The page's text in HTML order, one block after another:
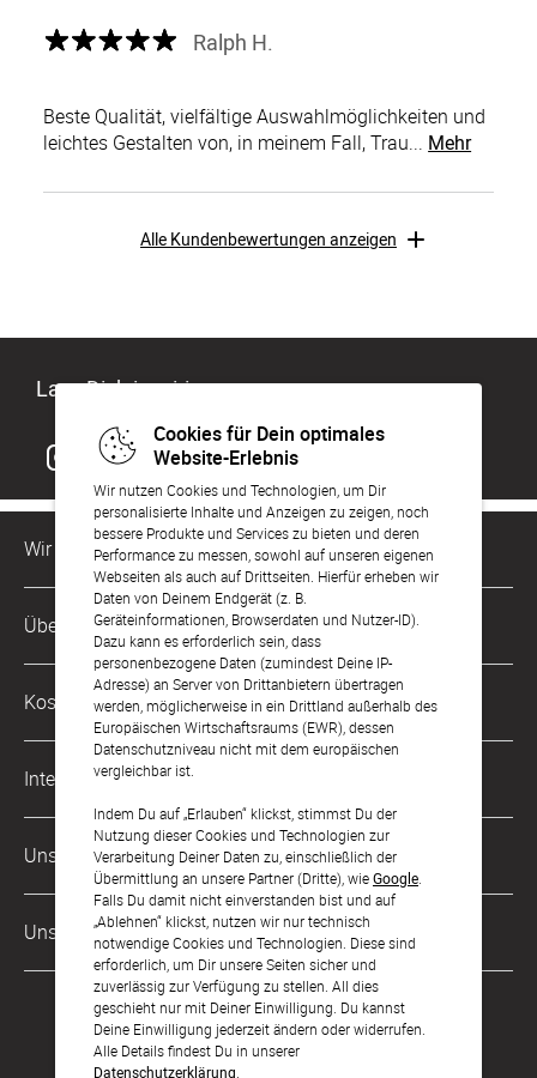
Cookies für Dein optimales
Website-Erlebnis
Wir nutzen Cookies und Technologien, um Dir
personalisierte Inhalte und Anzeigen zu zeigen, noch
bessere Produkte und Services zu bieten und deren
Performance zu messen, sowohl auf unseren eigenen
Webseiten als auch auf Drittseiten. Hierfür erheben wir
Daten von Deinem Endgerät (z. B.
Geräteinformationen, Browserdaten und Nutzer-ID).
Dazu kann es erforderlich sein, dass
personenbezogene Daten (zumindest Deine IP-
Adresse) an Server von Drittanbietern übertragen
werden, möglicherweise in ein Drittland außerhalb des
Europäischen Wirtschaftsraums (EWR), dessen
Datenschutzniveau nicht mit dem europäischen
vergleichbar ist.
Indem Du auf „Erlauben“ klickst, stimmst Du der
Nutzung dieser Cookies und Technologien zur
Verarbeitung Deiner Daten zu, einschließlich der
Übermittlung an unsere Partner (Dritte), wieGoogle
Falls Du damit nicht einverstanden bist und auf
„Ablehnen“ klickst, nutzen wir nur technisch
notwendige Cookies und Technologien. Diese sind
erforderlich, um Dir unsere Seiten sicher und
zuverlässig zur Verfügung zu stellen. All dies
geschieht nur mit Deiner Einwilligung. Du kannst
Deine Einwilligung jederzeit ändern oder widerrufen.
Alle Details findest Du in unserer
Datenschutzerklärung
Ralph H.
Beste Qualität, vielfältige Auswahlmöglichkeiten und
leichtes Gestalten von, in meinem Fall, Trau... Mehr
Alle Kundenbewertungen anzeigen
Lass Dich inspirieren
Wir sind für Dich da
Kundenservice-Hotline
0049 221 956 725 10
Mo. - Fr. von 9 bis 17 Uhr
kontakt@sendmoments.ch
Über Uns
Philosophie
Karriere
Impressum
AGB & Widerrufsrecht
Zahlung & Versand
Datenschutz
LLM's
Kostenlose Services
Musterkarten
Digitale Fotoalben
Digitale Gästelisten
FAQ & Hilfe
International
Deutschland
Österreich
Frankreich
Unsere Zahlungsarten
Unsere Partner